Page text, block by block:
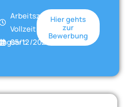
Arbeitszeit:
Vollzeit
05/12/2025
Hier gehts
zur
Bewerbung